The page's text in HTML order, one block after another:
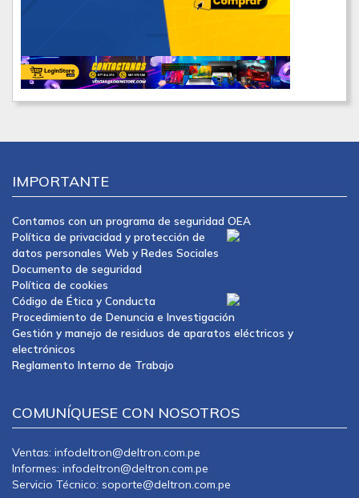
IMPORTANTE
Contamos con un programa de seguridad OEA
Política de privacidad y protección de
datos personales Web y Redes Sociales
Documento de seguridad
Política de cookies
Código de Ética y Conducta
Procedimiento de Denuncia e Investigación
Gestión y manejo de residuos de aparatos eléctricos y
electrónicos
Reglamento Interno de Trabajo
COMUNÍQUESE CON NOSOTROS
Ventas: infodeltron@deltron.com.pe
Informes: infodeltron@deltron.com.pe
Servicio Técnico: soporte@deltron.com.pe